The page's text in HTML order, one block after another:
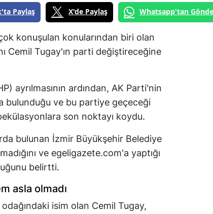
Paylaş X'de Paylaş Whatsapp'tan
konuşulan konularından biri olan
Cemil Tugay'ın parti değiştireceğine
ayrılmasının ardından, AK Parti'nin
bulunduğu ve bu partiye geçeceği
son noktayı koydu.
bulunan İzmir Büyükşehir Belediye
ve egeligazete.com'a yaptığı
belirtti.
asla olmadı
isim olan Cemil Tugay,